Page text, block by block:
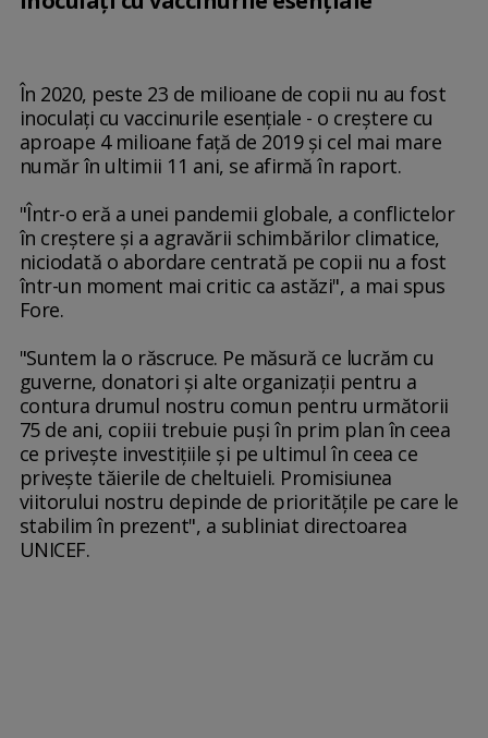
În 2020, peste 23 de milioane de copii nu au fost
inoculaţi cu vaccinurile esenţiale - o creştere cu
aproape 4 milioane faţă de 2019 şi cel mai mare
număr în ultimii 11 ani, se afirmă în raport.
"Într-o eră a unei pandemii globale, a conflictelor
în creştere şi a agravării schimbărilor climatice,
niciodată o abordare centrată pe copii nu a fost
într-un moment mai critic ca astăzi", a mai spus
Fore.
"Suntem la o răscruce. Pe măsură ce lucrăm cu
guverne, donatori şi alte organizaţii pentru a
contura drumul nostru comun pentru următorii
75 de ani, copiii trebuie puşi în prim plan în ceea
ce priveşte investiţiile şi pe ultimul în ceea ce
priveşte tăierile de cheltuieli. Promisiunea
viitorului nostru depinde de priorităţile pe care le
stabilim în prezent", a subliniat directoarea
UNICEF.